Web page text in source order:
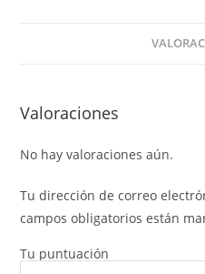
Valoraciones
No hay valoraciones aún.
Tu dirección de correo
campos obligatorios están
Tu puntuación